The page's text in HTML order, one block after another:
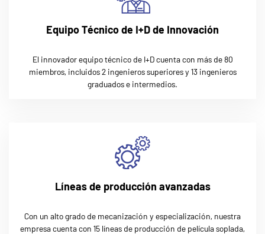
Equipo Técnico de I+D de Innovación
El innovador equipo técnico de I+D cuenta con más de 80
miembros, incluidos 2 ingenieros superiores y 13 ingenieros
graduados e intermedios.
Líneas de producción avanzadas
Con un alto grado de mecanización y especialización, nuestra
empresa cuenta con 15 líneas de producción de película soplada,